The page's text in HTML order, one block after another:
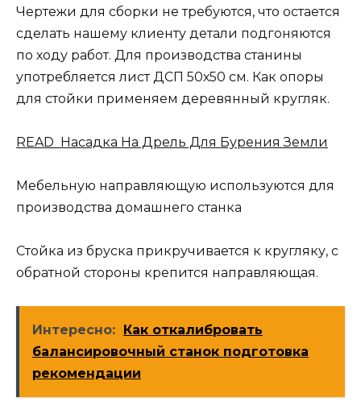
Чертежи для сборки не требуются, что остается
сделать нашему клиенту детали подгоняются
по ходу работ. Для производства станины
употребляется лист ДСП 50х50 см. Как опоры
для стойки применяем деревянный кругляк.
READ Насадка На Дрель Для Бурения Земли
Мебельную направляющую используются для
производства домашнего станка
Стойка из бруска прикручивается к кругляку, с
обратной стороны крепится направляющая.
Интересно: Как откалибровать
балансировочный станок подготовка
рекомендации